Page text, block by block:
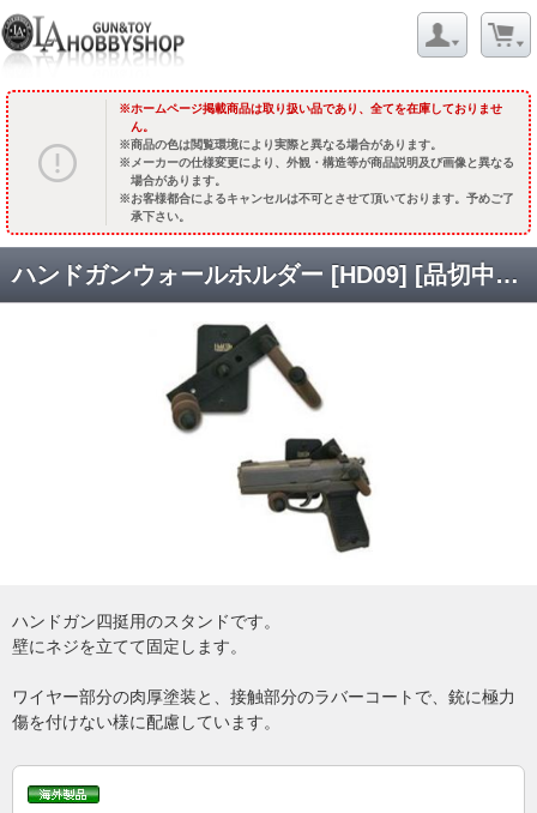
ホームページ掲載商品は取り扱い品であり、全てを在庫しておりませ
ん。
商品の色は閲覧環境により実際と異なる場合があります。
メーカーの仕様変更により、外観・構造等が商品説明及び画像と異なる
場合があります。
お客様都合によるキャンセルは不可とさせて頂いております。予めご了
承下さい。
ハンドガンウォールホルダー [HD09] [品切中.再生産待ち]
ハンドガン四挺用のスタンドです。
壁にネジを立てて固定します。
ワイヤー部分の肉厚塗装と、接触部分のラバーコートで、銃に極力
傷を付けない様に配慮しています。